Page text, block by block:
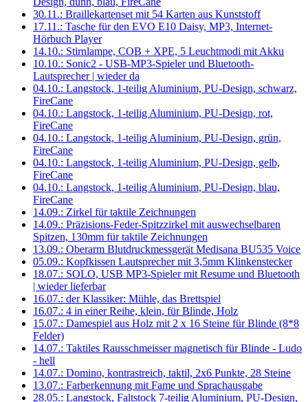
30.11.: Braillekartenset mit 54 Karten aus Kunststoff
17.11.: Tasche für den EVO E10 Daisy, MP3, Internet-
Hörbuch Player
14.10.: Stirnlampe, COB + XPE, 5 Leuchtmodi mit Akku
10.10.: Sonic2 - USB-MP3-Spieler und Bluetooth-
Lautsprecher | wieder da
04.10.: Langstock, 1-teilig Aluminium, PU-Design, schwarz,
FireCane
04.10.: Langstock, 1-teilig Aluminium, PU-Design, rot,
FireCane
04.10.: Langstock, 1-teilig Aluminium, PU-Design, grün,
FireCane
04.10.: Langstock, 1-teilig Aluminium, PU-Design, gelb,
FireCane
04.10.: Langstock, 1-teilig Aluminium, PU-Design, blau,
FireCane
14.09.: Zirkel für taktile Zeichnungen
14.09.: Präzisions-Feder-Spitzzirkel mit auswechselbaren
Spitzen, 130mm für taktile Zeichnungen
13.09.: Oberarm Blutdruckmessgerät Medisana BU535 Voice
05.09.: Kopfkissen Lautsprecher mit 3,5mm Klinkenstecker
18.07.: SOLO, USB MP3-Spieler mit Resume und Bluetooth
| wieder lieferbar
16.07.: der Klassiker: Mühle, das Brettspiel
16.07.: 4 in einer Reihe, klein, für Blinde, Holz
15.07.: Damespiel aus Holz mit 2 x 16 Steine für Blinde (8*8
Felder)
14.07.: Taktiles Rausschmeisser magnetisch für Blinde - Ludo
- hell
14.07.: Domino, kontrastreich, taktil, 2x6 Punkte, 28 Steine
13.07.: Farberkennung mit Fame und Sprachausgabe
28.05.: Langstock, Faltstock 7-teilig Aluminium, PU-Design,